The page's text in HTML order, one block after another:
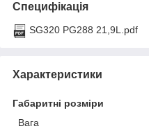
Специфікація
SG320 PG288 21,9L.pdf
Характеристики
Габаритні розміри
Вага